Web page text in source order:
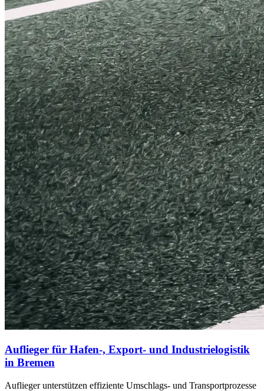
Auflieger für Hafen-, Export- und Industrielogistik
in Bremen
Auflieger unterstützen effiziente Umschlags- und Transportprozesse